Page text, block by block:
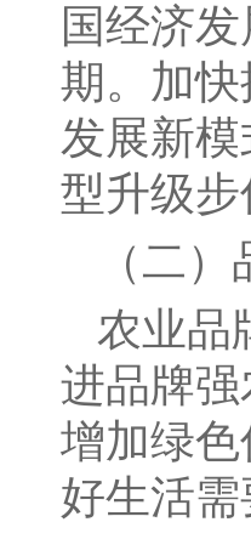
国经济
期。加
发展新
型升级步
（二
农业品
进品牌
增加绿
好生活